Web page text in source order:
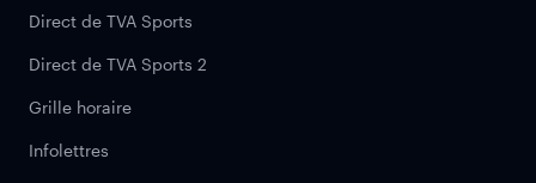
Direct de TVA Sports
Direct de TVA Sports 2
Grille horaire
Infolettres